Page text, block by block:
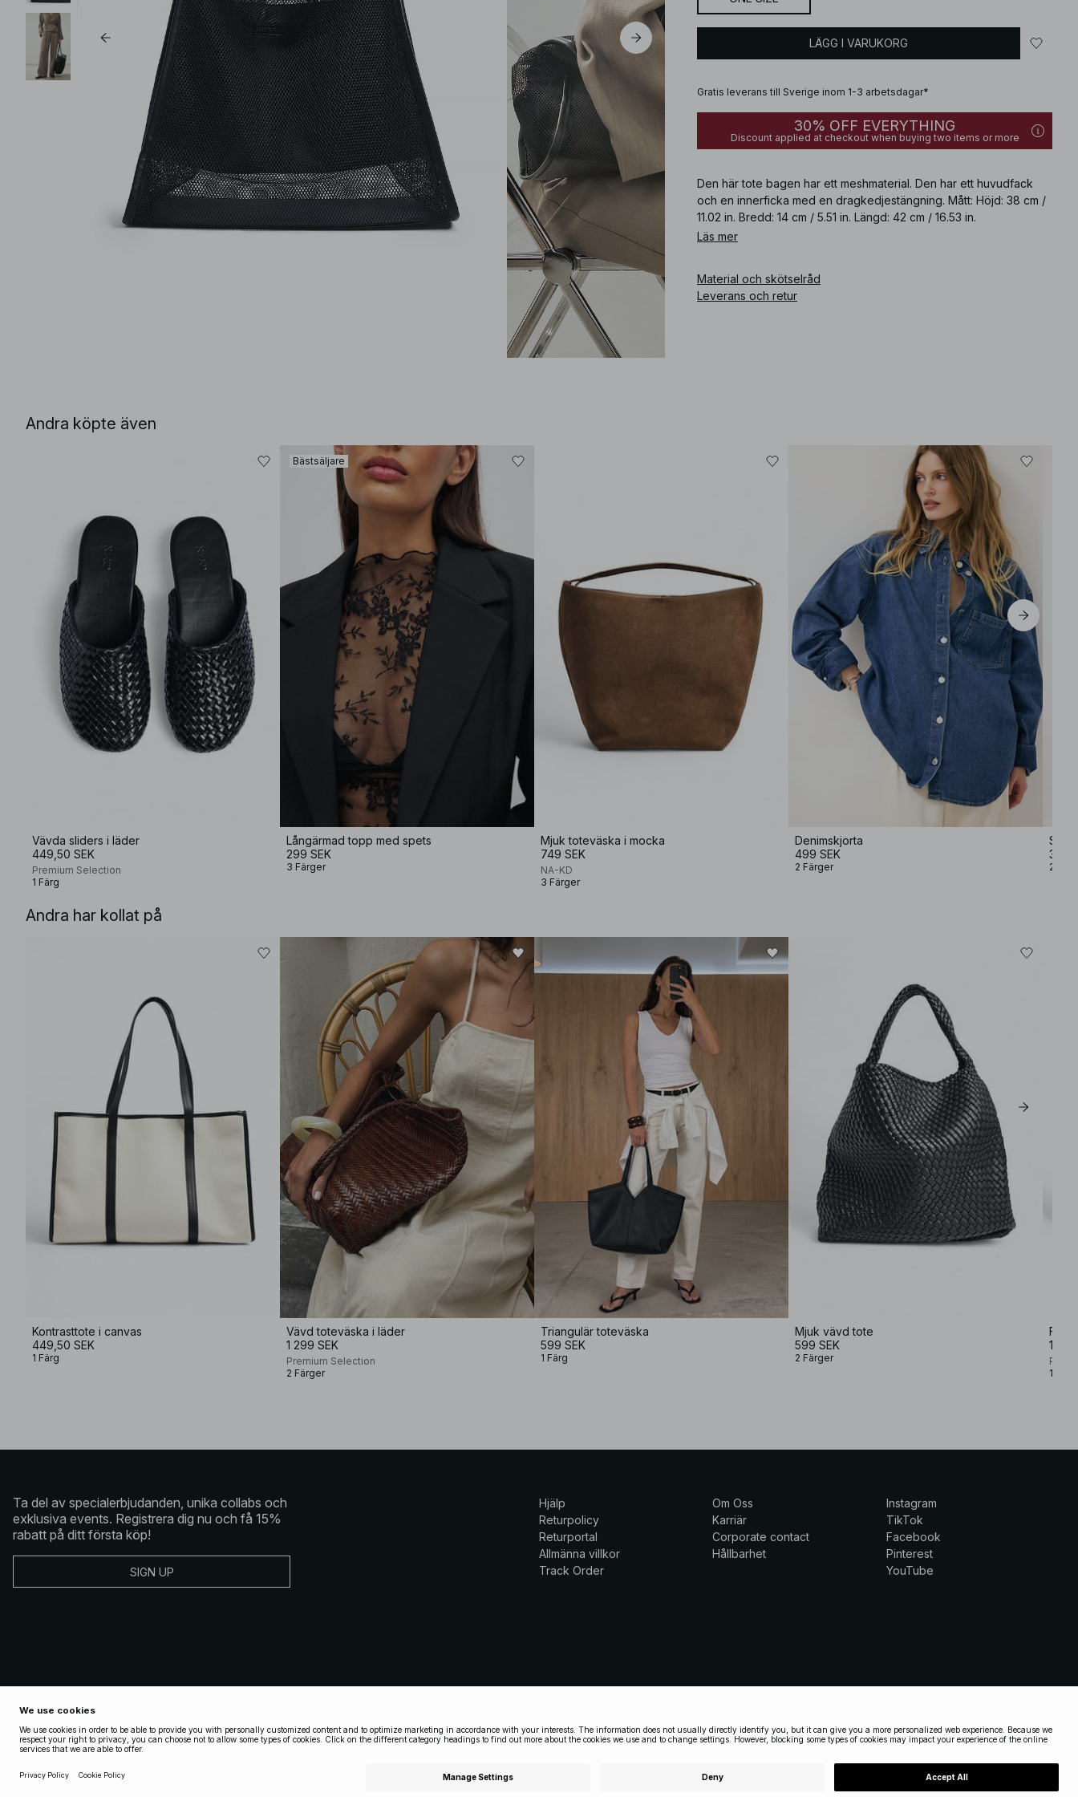
LÄGG I VARUKORG
Gratis leverans till Sverige inom 1-3 arbetsdagar*
30% OFF EVERYTHING
Discount applied at checkout when buying two items or more
Den här tote bagen har ett meshmaterial. Den har ett huvudfack
och en innerficka med en dragkedjestängning. Mått: Höjd: 38 cm /
11.02 in. Bredd: 14 cm / 5.51 in. Längd: 42 cm / 16.53 in.
Läs mer
Material och skötselråd
Leverans och retur
Andra köpte även
Vävda sliders i läder
449,50 SEK
Premium Selection
1 Färg
Bästsäljare
Långärmad topp med spets
299 SEK
3 Färger
Mjuk toteväska i mocka
749 SEK
NA-KD
3 Färger
Denimskjorta
499 SEK
2 Färger
Sjal
349
2
Andra har kollat på
Kontrasttote i canvas
449,50 SEK
1 Färg
Vävd toteväska i läder
1 299 SEK
Premium Selection
2 Färger
Triangulär toteväska
599 SEK
1 Färg
Mjuk vävd tote
599 SEK
2 Färger
1
1 Färg
Ta del av specialerbjudanden, unika collabs och
exklusiva events. Registrera dig nu och få 15%
rabatt på ditt första köp!
SIGN UP
Hjälp
Returpolicy
Returportal
Allmänna villkor
Track Order
Om Oss
Karriär
Corporate contact
Hållbarhet
Instagram
TikTok
Facebook
Pinterest
YouTube
Copyright 2025 Nakdcom One World AB
SWEDEN